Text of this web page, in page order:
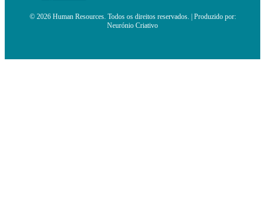
© 2026 Human Resources. Todos os direitos reservados. | Produzido por:
Neurónio Criativo